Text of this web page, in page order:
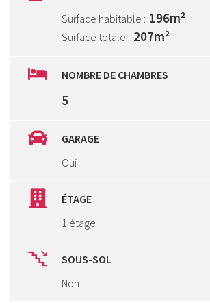
Surface habitable : 196m²
Surface totale : 207m²
NOMBRE DE CHAMBRES
5
GARAGE
Oui
ÉTAGE
1 étage
SOUS-SOL
Non